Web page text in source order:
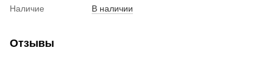
Наличие
В наличии
Отзывы